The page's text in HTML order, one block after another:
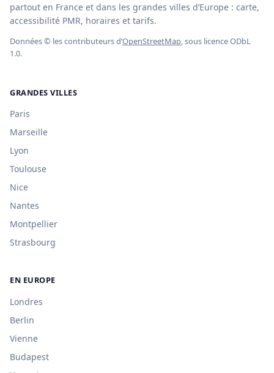
partout en France et dans les grandes villes d’Europe : carte,
accessibilité PMR, horaires et tarifs.
Données © les contributeurs d’OpenStreetMap, sous licence ODbL
1.0.
GRANDES VILLES
Paris
Marseille
Lyon
Toulouse
Nice
Nantes
Montpellier
Strasbourg
EN EUROPE
Londres
Berlin
Vienne
Budapest